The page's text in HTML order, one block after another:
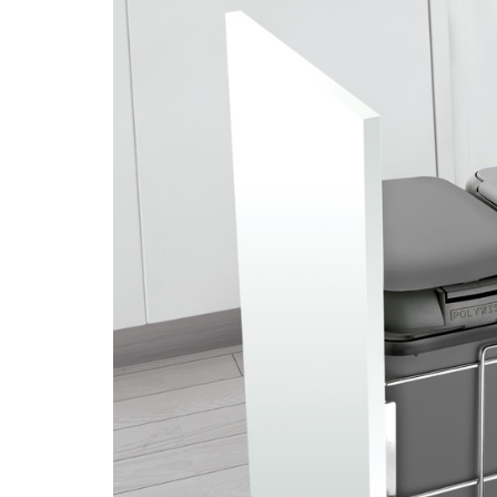
Piedra Sinterizada - Infinity
Brillante
Mate
Metal
MicroWave